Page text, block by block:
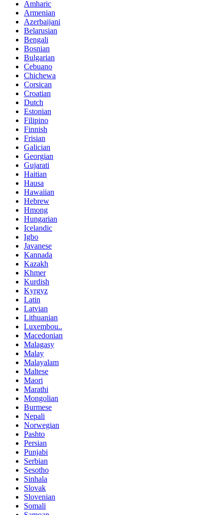
Amharic
Armenian
Azerbaijani
Belarusian
Bengali
Bosnian
Bulgarian
Cebuano
Chichewa
Corsican
Croatian
Dutch
Estonian
Filipino
Finnish
Frisian
Galician
Georgian
Gujarati
Haitian
Hausa
Hawaiian
Hebrew
Hmong
Hungarian
Icelandic
Igbo
Javanese
Kannada
Kazakh
Khmer
Kurdish
Kyrgyz
Latin
Latvian
Lithuanian
Luxembou..
Macedonian
Malagasy
Malay
Malayalam
Maltese
Maori
Marathi
Mongolian
Burmese
Nepali
Norwegian
Pashto
Persian
Punjabi
Serbian
Sesotho
Sinhala
Slovak
Slovenian
Somali